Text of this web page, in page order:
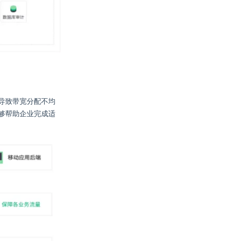
致带宽分配不均
帮助企业完成适